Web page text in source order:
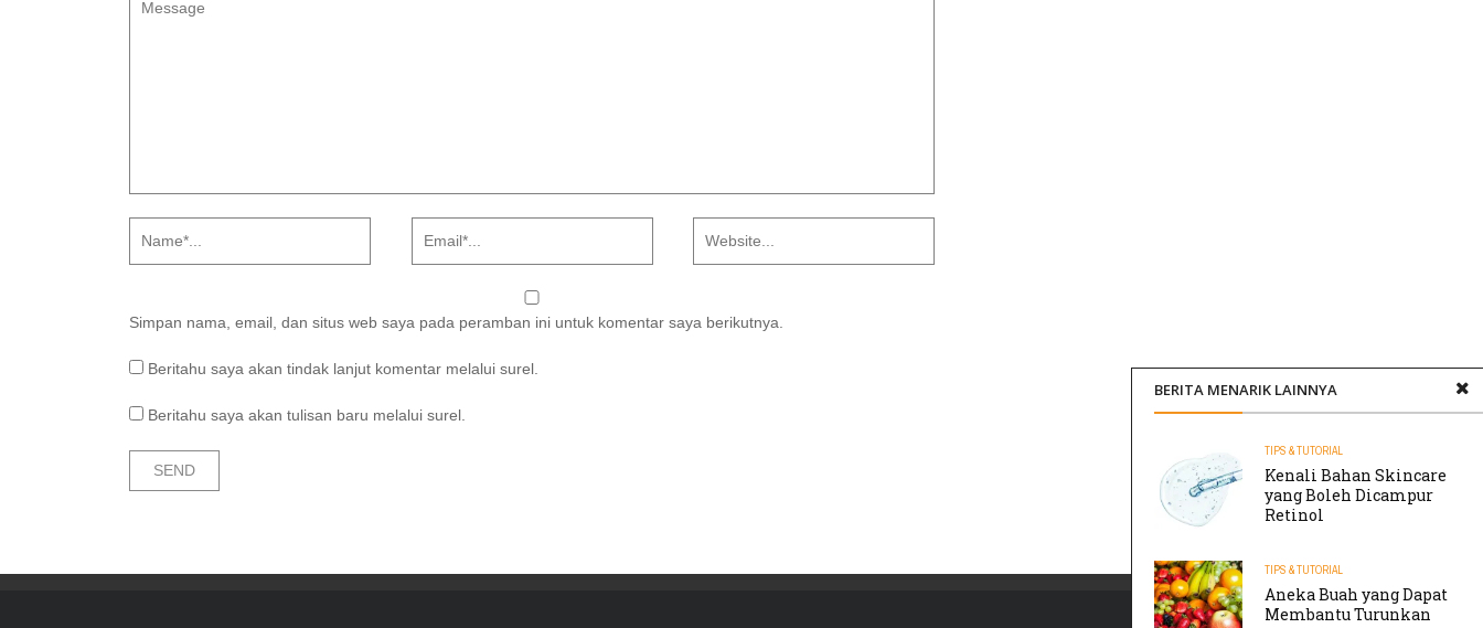
Simpan nama, email, dan situs web saya pada peramban ini untuk komentar saya berikutnya.
Beritahu saya akan tindak lanjut komentar melalui surel.
Beritahu saya akan tulisan baru melalui surel.
BERITA MENARIK LAINNYA
TIPS & TUTORIAL
Kenali Bahan Skincare
yang Boleh Dicampur
Retinol
TIPS & TUTORIAL
Aneka Buah yang Dapat
Membantu Turunkan